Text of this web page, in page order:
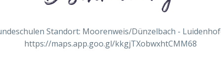
Standort: Moorenweis/Dünzelbach -
https://maps.app.goo.gl/kkgjTXobwxhtCMM68